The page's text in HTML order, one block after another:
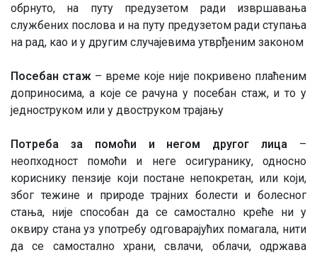
обрнуто, на путу предузетом ради извршавања
службених послова и на путу предузетом ради ступања
на рад, као и у другим случајевима утврђеним законом
Посебан стаж – време које није покривено плаћеним
доприносима, а које се рачуна у посебан стаж, и то у
једноструком или у двоструком трајању
Потреба за помоћи и негом другог лица –
неопходност помоћи и неге осигуранику, односно
кориснику пензије који постане непокретан, или који,
због тежине и природе трајних болести и болесног
стања, није способан да се самостално креће ни у
оквиру стана уз употребу одговарајућих помагала, нити
да се самостално храни, свлачи, облачи, одржава